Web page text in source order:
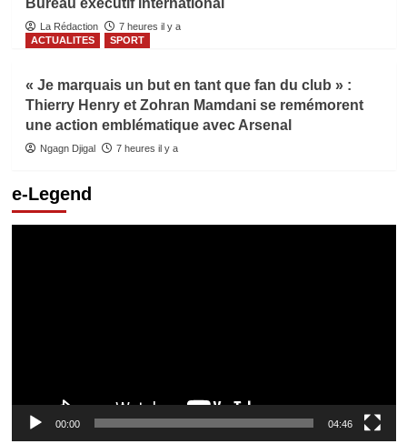
Bureau exécutif international
La Rédaction
7 heures il y a
ACTUALITES
SPORT
« Je marquais un but en tant que fan du club » :
Thierry Henry et Zohran Mamdani se remémorent
une action emblématique avec Arsenal
Ngagn Djigal 7 heures il y a
e-Legend
00:00 04:46